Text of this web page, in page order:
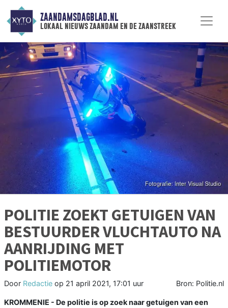
ZAANDAMSDAGBLAD.NL
lokaal nieuws zaandam en de zaanstreek
POLITIE ZOEKT GETUIGEN VAN
BESTUURDER VLUCHTAUTO NA
AANRIJDING MET
POLITIEMOTOR
Door Redactie op 21 april 2021, 17:01 uur Bron: Politie.nl
KROMMENIE - De politie is op zoek naar getuigen van een